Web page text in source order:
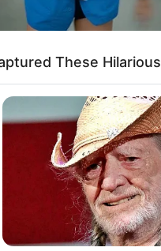
selber eingetragen
Verden
These